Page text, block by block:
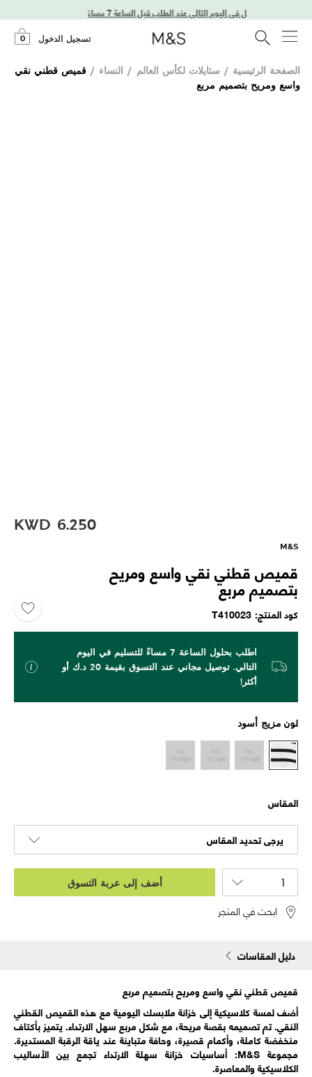
توصيل في اليوم التالي عند الطلب قبل الساعة 7 مساءً
تسجيل الدخول 0
الصفحة الرئيسية / ستايلات لكأس العالم / النساء / قميص قطني نقي
واسع ومريح بتصميم مربع
KWD 6.250
M&S
قميص قطني نقي واسع ومريح
بتصميم مربع
كود المنتج T410023
اطلب بحلول الساعة 7 مساءً للتسليم في اليوم
التالي. توصيل مجاني عند التسوق بقيمة 20 د.ك أو
أكثر!
لون مزيج أسود
المقاس
يرجى تحديد المقاس
أضف إلى عربة التسوق
ابحث في المتجر
دليل المقاسات
قميص قطني نقي واسع ومريح بتصميم مربع
أضف لمسة كلاسيكية إلى خزانة ملابسك اليومية مع هذه القميص القطني
النقي. تم تصميمه بقصة مريحة، مع شكل مربع سهل الارتداء. يتميز بأكتاف
منخفضة كاملة، وأكمام قصيرة، وحافة متباينة عند ياقة الرقبة المستديرة.
مجموعة M&S: أساسيات خزانة سهلة الارتداء تجمع بين الأساليب
الكلاسيكية والمعاصرة.